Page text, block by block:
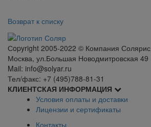
Возврат к списку
Сopyright 2005-2022 © Компания Солярис
Москва, ул.Большая Новодмитровская 49
Mail: info@solyar.ru
Тел/факс: +7 (495)788-81-31
КЛИЕНТСКАЯ ИНФОРМАЦИЯ
Условия оплаты и доставки
Лицензии и сертификаты
Контакты